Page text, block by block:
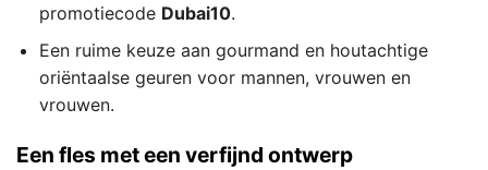
promotiecode Dubai10.
Een ruime keuze aan gourmand en houtachtige
oriëntaalse geuren voor mannen, vrouwen en
vrouwen.
Een fles met een verfijnd ontwerp